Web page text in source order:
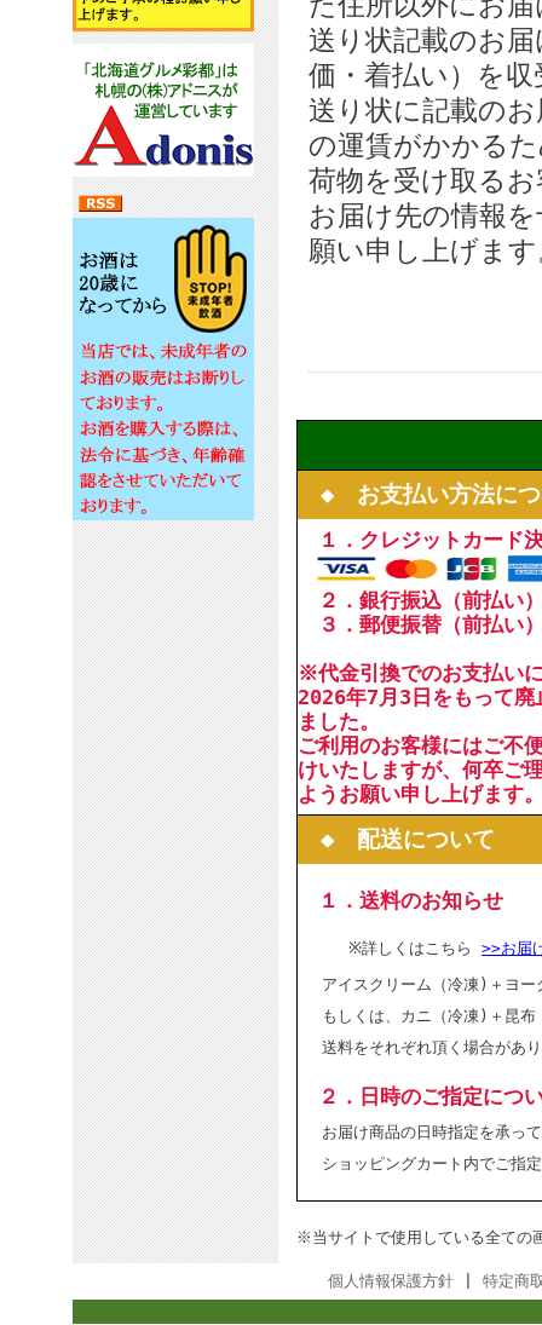
送り状記載のお
価・着払い）を
送り状に記載の
の運賃がかかる
荷物を受け取る
お届け先の情報
願い申し上げま
◆ お支払い方法につ
１．クレジットカード
２．銀行振込（前払い
３．郵便振替（前払い
※代金引換でのお支払い
2026年7月3日をもって廃
ました。
ご利用のお客様にはご不
けいたしますが、何卒ご
ようお願い申し上げます
◆ 配送について
１．送料のお知らせ
※詳しくはこちら >>お届
アイスクリーム（冷凍)＋ヨー
もしくは、カニ（冷凍)＋昆布
送料をそれぞれ頂く場合があ
２．日時のご指定につ
お届け商品の日時指定を承っ
ショッピングカート内でご指
※当サイトで使用している全ての
個人情報保護方針 特定商